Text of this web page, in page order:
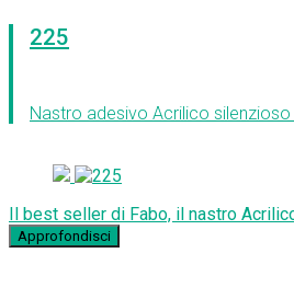
225
Nastro adesivo Acrilico
Il best seller di Fabo, il nastro
Approfondisci